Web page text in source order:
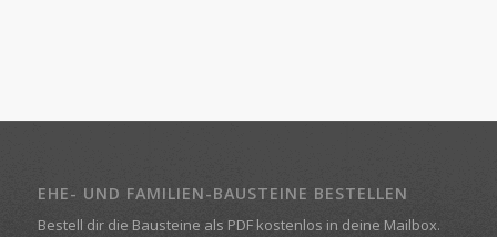
EHE- UND FAMILIEN-BAUSTEINE BESTELLEN
Bestell dir die Bausteine als PDF kostenlos in deine Mailbox.